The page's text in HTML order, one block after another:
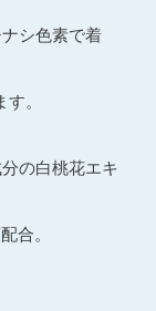
シ色素で着
。
の白桃花エキ
合。